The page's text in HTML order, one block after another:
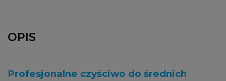
OPIS
Profesjonalne czyściwo do średnich